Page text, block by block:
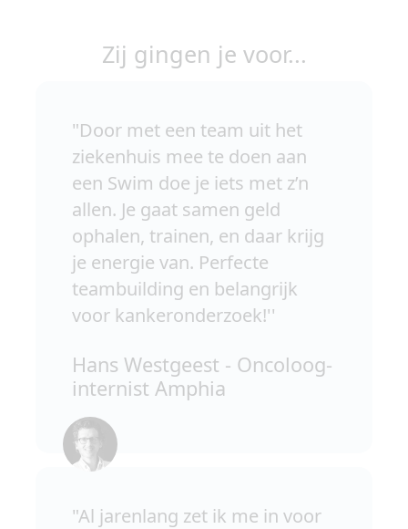
Zij gingen je voor...
"Door met een team uit het
ziekenhuis mee te doen aan
een Swim doe je iets met z’n
allen. Je gaat samen geld
ophalen, trainen, en daar krijg
je energie van. Perfecte
teambuilding en belangrijk
voor kankeronderzoek!''
Hans Westgeest - Oncoloog-
internist Amphia
"Al jarenlang zet ik me in voor